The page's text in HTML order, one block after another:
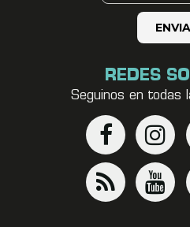
REDES
Seguinos en todas